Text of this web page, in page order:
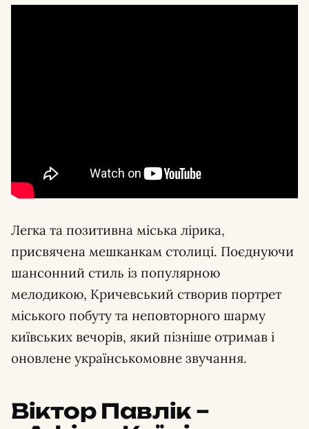
Легка та позитивна міська лірика,
присвячена мешканкам столиці. Поєднуючи
шансонний стиль із популярною
мелодикою, Кричевський створив портрет
міського побуту та неповторного шарму
київських вечорів, який пізніше отримав і
оновлене українськомовне звучання.
Віктор Павлік –